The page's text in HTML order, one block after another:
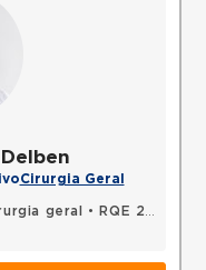
Cirurgia Geral
geral •
RQE 26180 - Cirurgia do aparelho digestivo